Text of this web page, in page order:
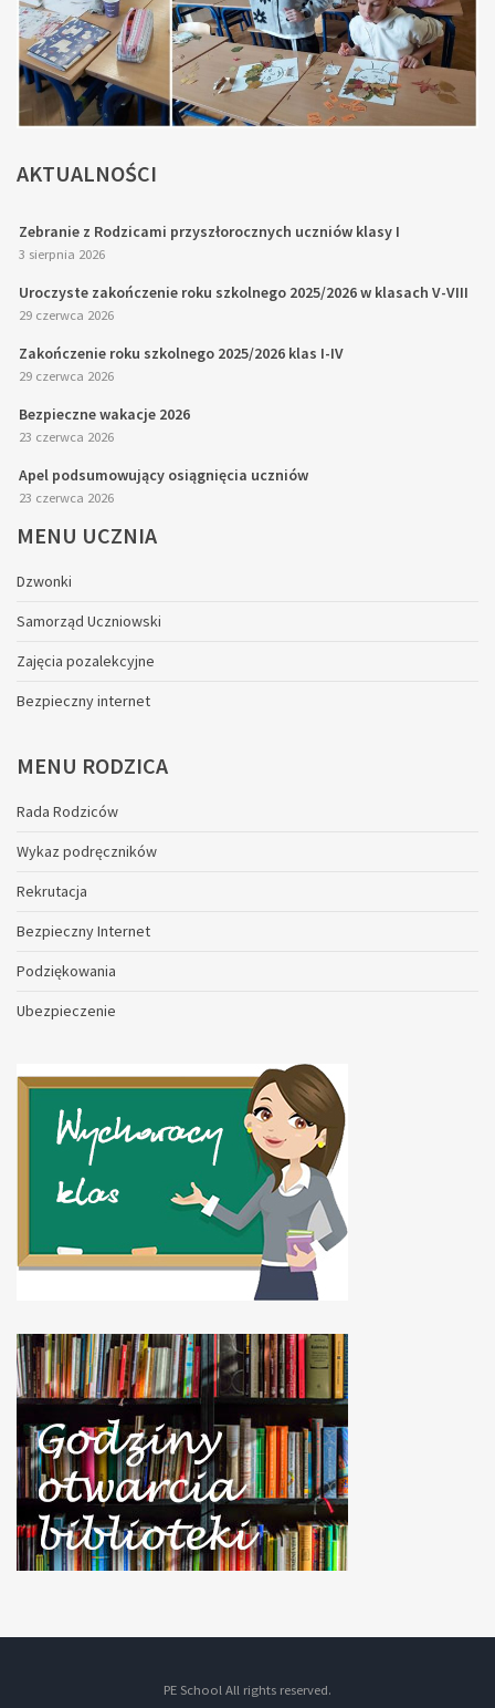
AKTUALNOŚCI
Zebranie z Rodzicami przyszłorocznych uczniów klasy I
3 sierpnia 2026
Uroczyste zakończenie roku szkolnego 2025/2026 w klasach V-VIII
29 czerwca 2026
Zakończenie roku szkolnego 2025/2026 klas I-IV
29 czerwca 2026
Bezpieczne wakacje 2026
23 czerwca 2026
Apel podsumowujący osiągnięcia uczniów
23 czerwca 2026
MENU UCZNIA
Dzwonki
Samorząd Uczniowski
Zajęcia pozalekcyjne
Bezpieczny internet
MENU RODZICA
Rada Rodziców
Wykaz podręczników
Rekrutacja
Bezpieczny Internet
Podziękowania
Ubezpieczenie
PE School All rights reserved.